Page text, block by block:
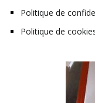
Politique de
Politique de